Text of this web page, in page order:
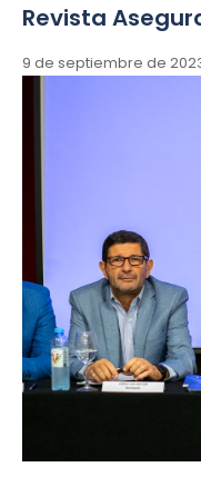
Revista
9 de septiembre de